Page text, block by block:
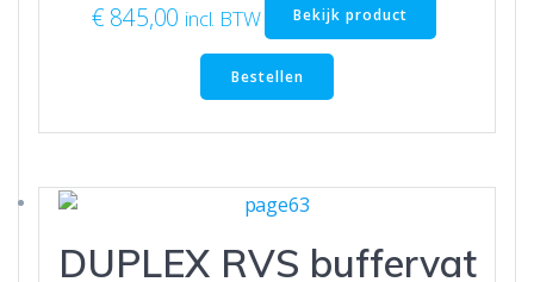
€ 845,00 incl. BTW Bekijk product
Bestellen
DUPLEX RVS buffervat